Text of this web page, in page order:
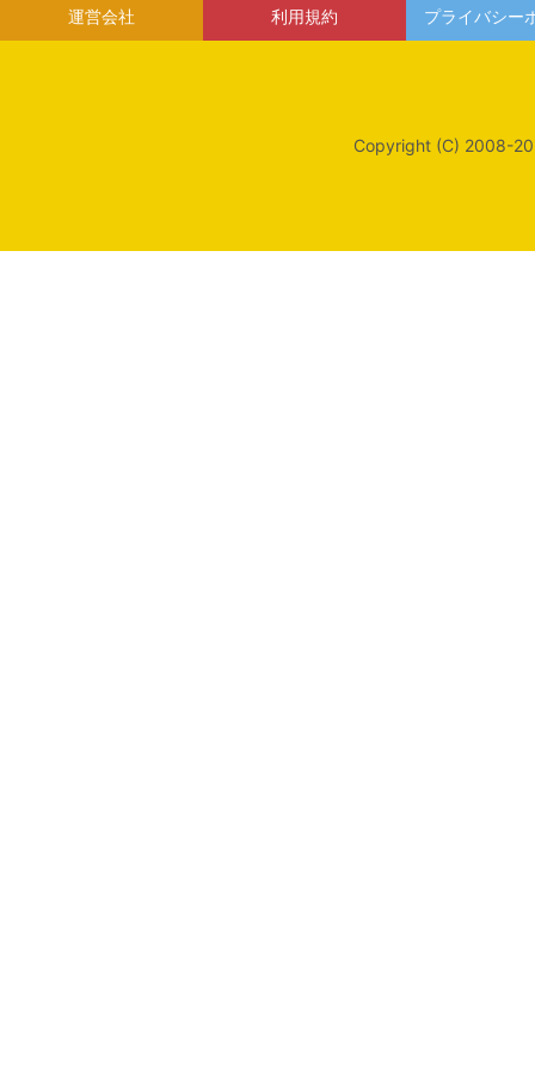
運営会社 利用規約 プライバシー
Copyright (C) 2008-